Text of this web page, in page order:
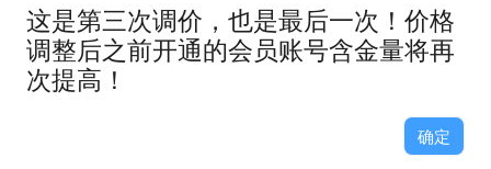
资源分类: ☆角色扮演☆
发布时间: 2026-07-07
这是第三次调价，也是最后一次！价格
调整后之前开通的会员账号含金量将再
次提高！
确定